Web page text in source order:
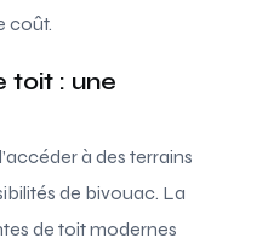
coût.
toit : une
à des terrains
de bivouac. La
de toit modernes